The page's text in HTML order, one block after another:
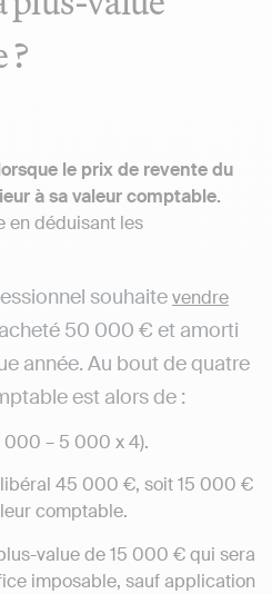
?
le prix de revente du
à sa valeur comptable.
en déduisant les
souhaitevendre
acheté 50 000 € et amorti
année. Au bout de quatre
est alors de :
– 5 000 x 4).
45 000 €, soit 15 000 €
comptable.
value de 15 000 € qui sera
imposable, sauf application